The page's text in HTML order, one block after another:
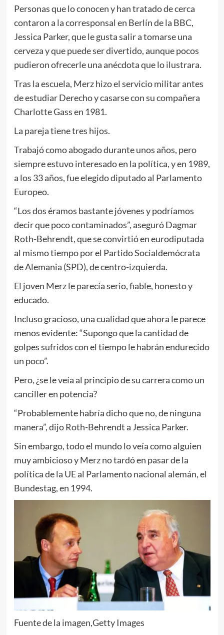
Personas que lo conocen y han tratado de cerca
contaron a la corresponsal en Berlín de la BBC,
Jessica Parker, que le gusta salir a tomarse una
cerveza y que puede ser divertido, aunque pocos
pudieron ofrecerle una anécdota que lo ilustrara.
Tras la escuela, Merz hizo el servicio militar antes
de estudiar Derecho y casarse con su compañera
Charlotte Gass en 1981.
La pareja tiene tres hijos.
Trabajó como abogado durante unos años, pero
siempre estuvo interesado en la política, y en 1989,
a los 33 años, fue elegido diputado al Parlamento
Europeo.
“Los dos éramos bastante jóvenes y podríamos
decir que poco contaminados”, aseguró Dagmar
Roth-Behrendt, que se convirtió en eurodiputada
al mismo tiempo por el Partido Socialdemócrata
de Alemania (SPD), de centro-izquierda.
El joven Merz le parecía serio, fiable, honesto y
educado.
Incluso gracioso, una cualidad que ahora le parece
menos evidente: “Supongo que la cantidad de
golpes sufridos con el tiempo le habrán endurecido
un poco”.
Pero, ¿se le veía al principio de su carrera como un
canciller en potencia?
“Probablemente habría dicho que no, de ninguna
manera”, dijo Roth-Behrendt a Jessica Parker.
Sin embargo, todo el mundo lo veía como alguien
muy ambicioso y Merz no tardó en pasar de la
política de la UE al Parlamento nacional alemán, el
Bundestag, en 1994.
Fuente de la imagen,Getty Images